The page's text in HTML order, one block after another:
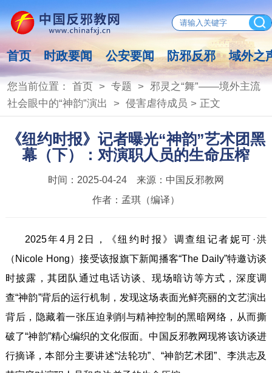
首页 时政要闻 公安要闻 防邪反邪 域外之
您当前位置： 首页> 专题 > 邪灵之“舞”——境外主流
社会眼中的“神韵”演出
> 侵害虐待成员 > 正文
《纽约时报》记者曝光“神韵”艺术团黑
幕（下）：对演职人员的生命压榨
时间： 2025-04-24 来源： 中国反邪教网
作者： 孟琪（编译）
2025年4月2日，《纽约时报》调查组记者妮可·洪
（Nicole Hong）接受该报旗下新闻播客“The Daily”特邀访谈
时披露，其团队通过电话访谈、现场暗访等方式，深度调
查“神韵”背后的运行机制，发现这场表面光鲜亮丽的文艺演出
背后，隐藏着一张压迫剥削与精神控制的黑暗网络，从而撕
破了“神韵”精心编织的文化假面。中国反邪教网现将该访谈进
行摘译，本部分主要讲述“法轮功”、“神韵艺术团”、李洪志及